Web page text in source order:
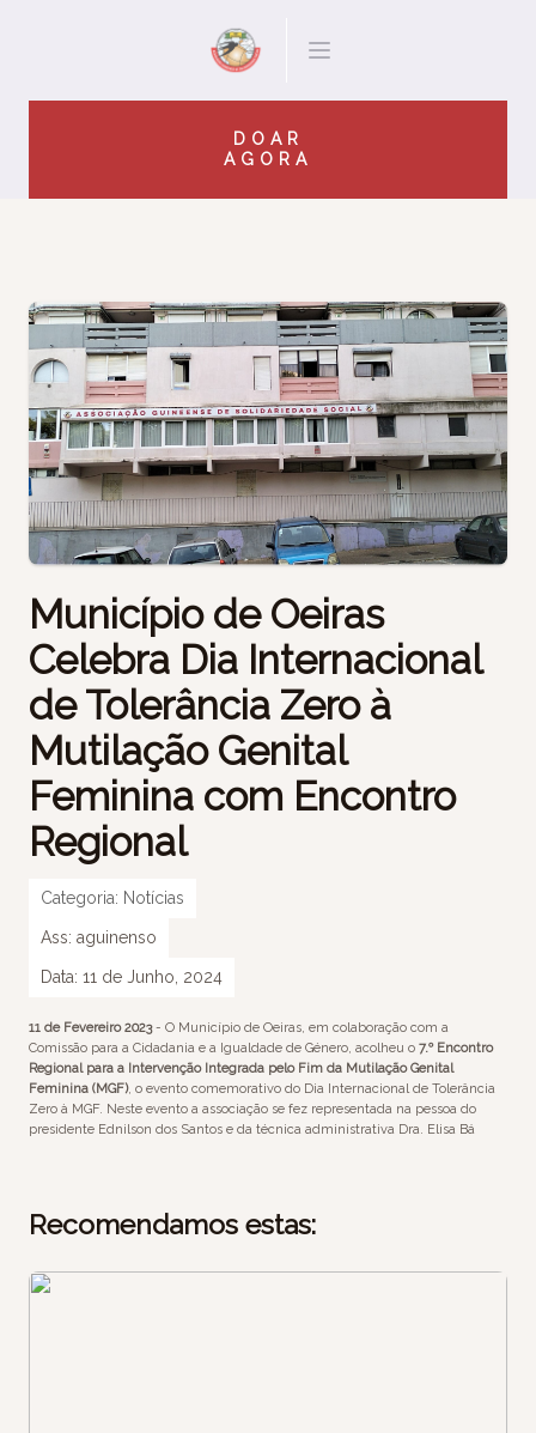
DOAR
AGORA
Município de Oeiras
Celebra Dia Internacional
de Tolerância Zero à
Mutilação Genital
Feminina com Encontro
Regional
Categoria: Notícias
Ass: aguinenso
Data: 11 de Junho, 2024
11 de Fevereiro 2023- O Município de Oeiras, em colaboração com a
Comissão para a Cidadania e a Igualdade de Género, acolheu o 7.º Encontro
Regional para a Intervenção Integrada pelo Fim da Mutilação Genital
Feminina (MGF), o evento comemorativo do Dia Internacional de Tolerância
Zero à MGF. Neste evento a associação se fez representada na pessoa do
presidente Ednilson dos Santos e da técnica administrativa Dra. Elisa Bá
Recomendamos estas: